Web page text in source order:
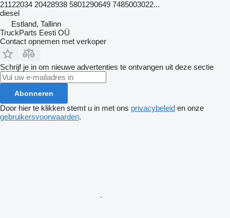
21122034 20428938 5801290649 7485003022...
diesel
Estland, Tallinn
TruckParts Eesti OÜ
Contact opnemen met verkoper
Schrijf je in om nieuwe advertenties te ontvangen uit deze sectie
Abonneren
Door hier te klikken stemt u in met ons privacybeleid en onze
gebruikersvoorwaarden.